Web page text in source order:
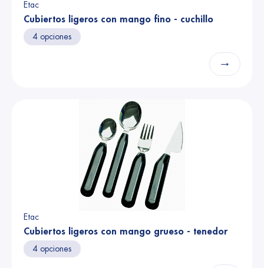
Etac
Cubiertos ligeros con mango fino - cuchillo
4 opciones
→
Etac
Cubiertos ligeros con mango grueso - tenedor
4 opciones